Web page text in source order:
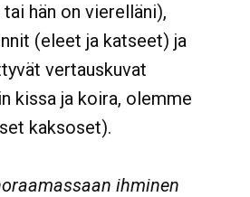
hän on vierelläni),
(eleet ja katseet) ja
vertauskuvat
kissa ja koira, olemme
kaksoset).
ihminen